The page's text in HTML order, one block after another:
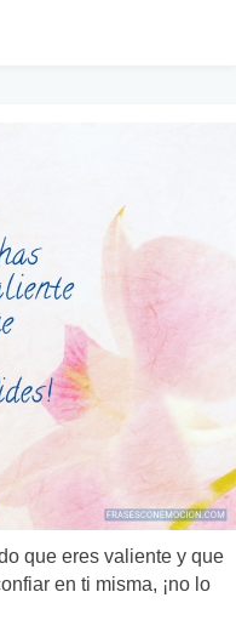
que eres valiente y que
en ti misma, ¡no lo